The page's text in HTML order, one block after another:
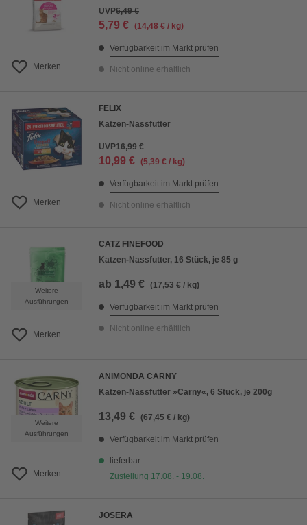
Merken
UVP6,49 €
5,79 € (14,48 € / kg)
Verfügbarkeit im Markt prüfen
Nicht online erhältlich
Merken
FELIX
Katzen-Nassfutter
UVP16,99 €
10,99 € (5,39 € / kg)
Verfügbarkeit im Markt prüfen
Nicht online erhältlich
Weitere
Ausführungen
Merken
CATZ FINEFOOD
Katzen-Nassfutter, 16 Stück, je 85 g
ab 1,49 € (17,53 € / kg)
Verfügbarkeit im Markt prüfen
Nicht online erhältlich
Weitere
Ausführungen
Merken
ANIMONDA CARNY
Katzen-Nassfutter »Carny«, 6 Stück, je 200g
13,49 € (67,45 € / kg)
Verfügbarkeit im Markt prüfen
lieferbar
Zustellung 17.08. - 19.08.
JOSERA